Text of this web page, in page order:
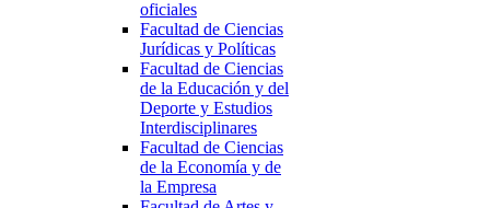
oficiales
Facultad de Ciencias
Jurídicas y Políticas
Facultad de Ciencias
de la Educación y del
Deporte y Estudios
Interdisciplinares
Facultad de Ciencias
de la Economía y de
la Empresa